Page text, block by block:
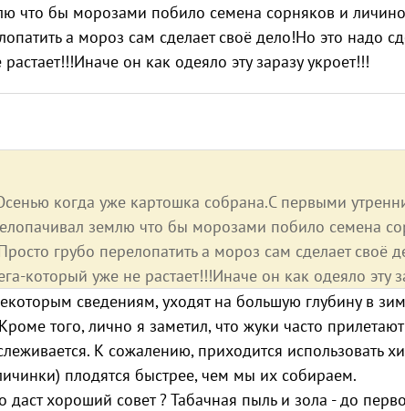
что бы морозами побило семена сорняков и
а мороз сам сделает своё дело!Но это надо
он как одеяло эту заразу укроет!!!
когда уже картошка собрана.С первыми
землю что бы морозами побило семена
грубо перелопатить а мороз сам сделает своё
который уже не растает!!!Иначе он как одеяло эту
сведениям, уходят на большую глубину в
того, лично я заметил, что жуки часто
К сожалению, приходится использовать
плодятся быстрее, чем мы их собираем.
хороший совет ? Табачная пыль и зола - до